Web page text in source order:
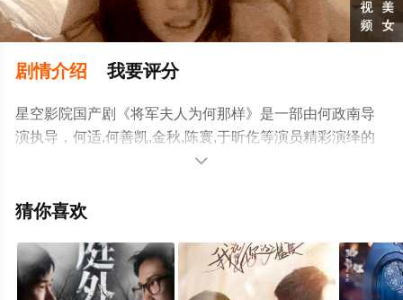
剧情介绍 我要评分
星空影院国产剧《将军夫人为何那样》是一部由何政南导
演执导，何适,何善凯,金秋,陈寰,于昕仡等演员精彩演绎的
中国大陆电视剧，手机免费观看高清无删减完整版电视剧
电视猫或剧情网等平台了解。

猜你喜欢